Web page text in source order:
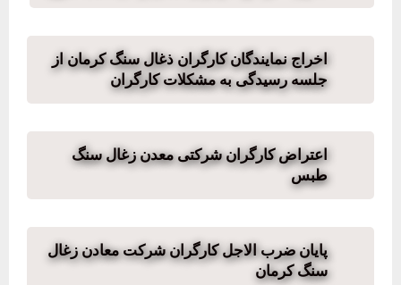
اخراج نمایندگان کارگران ذغال سنگ کرمان از
جلسه رسیدگی به مشکلات کارگران
اعتراض کارگران شرکتی معدن زغال سنگ
طبس
پایان ضرب الاجل کارگران شرکت معادن زغال
سنگ کرمان